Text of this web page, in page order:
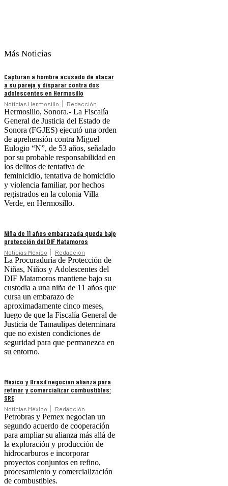
Más Noticias
Capturan a hombre acusado de atacar
a su pareja y disparar contra dos
adolescentes en Hermosillo
Noticias Hermosillo Redacción
Hermosillo, Sonora.- La Fiscalía
General de Justicia del Estado de
Sonora (FGJES) ejecutó una orden
de aprehensión contra Miguel
Eulogio “N”, de 53 años, señalado
por su probable responsabilidad en
los delitos de tentativa de
feminicidio, tentativa de homicidio
y violencia familiar, por hechos
registrados en la colonia Villa
Verde, en Hermosillo.
Niña de 11 años embarazada queda bajo
protección del DIF Matamoros
Noticias México Redacción
La Procuraduría de Protección de
Niñas, Niños y Adolescentes del
DIF Matamoros mantiene bajo su
custodia a una niña de 11 años que
cursa un embarazo de
aproximadamente cinco meses,
luego de que la Fiscalía General de
Justicia de Tamaulipas determinara
que no existen condiciones de
seguridad para que permanezca en
su entorno.
México y Brasil negocian alianza para
refinar y comercializar combustibles:
SRE
Noticias México Redacción
Petrobras y Pemex negocian un
segundo acuerdo de cooperación
para ampliar su alianza más allá de
la exploración y producción de
hidrocarburos e incorporar
proyectos conjuntos en refino,
procesamiento y comercialización
de combustibles.